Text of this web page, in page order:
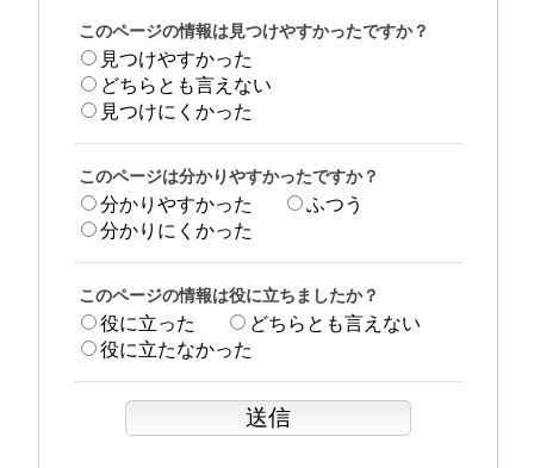
このページの情報は見つけやすかったですか？
見つけやすかった
どちらとも言えない
見つけにくかった
このページは分かりやすかったですか？
分かりやすかった
ふつう
分かりにくかった
このページの情報は役に立ちましたか？
役に立った
どちらとも言えない
役に立たなかった